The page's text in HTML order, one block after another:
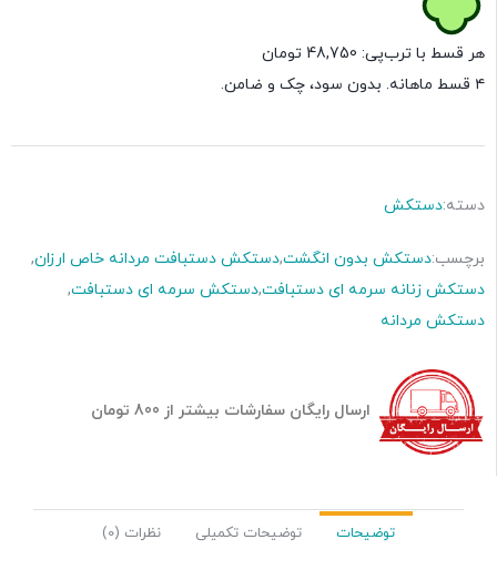
هر قسط با ترب‌پی: 48,750 تومان
۴ قسط ماهانه. بدون سود، چک و ضامن.
دسته:دستکش
برچسب:دستکش بدون انگشت,دستکش دستبافت مردانه خاص ارزان,
دستکش زنانه سرمه ای دستبافت,دستکش سرمه ای دستبافت,
دستکش مردانه
ارسال رایگان سفارشات بیشتر از 800 تومان
توضیحات توضیحات تکمیلی نظرات (0)